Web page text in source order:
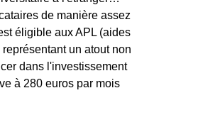
de manière assez
éligible aux APL (aides
un atout non
dans l'investissement
à 280 euros par mois